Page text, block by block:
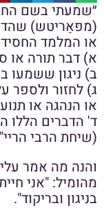
״שמעתי בשם
(מפּאַריטש) שהד'
או המלמד
א) דבר תורה או
ב) ניגון ששמעו
ג) לחזור ולספר
או הנהגה או
ד' הדברים הללו
(שיחת הרבי
והנה מה אמר
מהומיל: "אני
בניגון ובריקוד".